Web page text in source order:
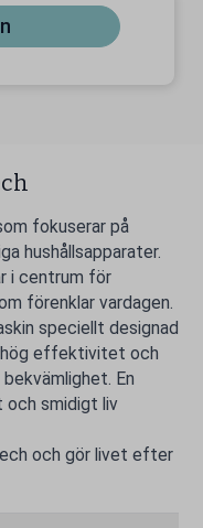
fokuserar på
hushållsapparater.
i centrum för
förenklar vardagen.
speciellt designad
hög effektivitet och
En
smidigt liv
och gör livet efter